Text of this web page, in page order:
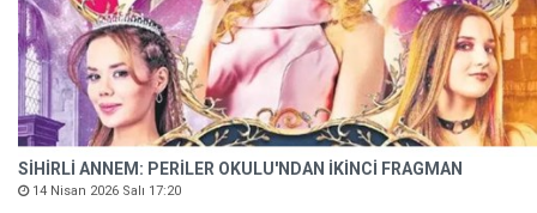
SİHİRLİ ANNEM: PERİLER OKULU'NDAN İKİNCİ FRAGMAN
14 Nisan 2026 Salı 17:20